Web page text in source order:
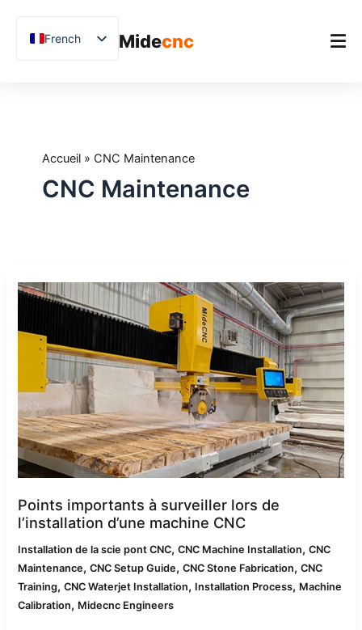
Midecnc
Applications
Blog
French
English
Arabic
Polish
Accueil» CNC Maintenance
CNC Maintenance
Points importants à surveiller lors de
l’installation d’une machine CNC
Installation de la scie pont CNC,CNC Machine Installation,CNC
Maintenance,CNC Setup Guide,CNC Stone Fabrication,CNC
Training,CNC Waterjet Installation, Installation Process, Machine
Calibration, Midecnc Engineers
quoi
s’attendre
lors
l’installation
d’une
machine
CNC